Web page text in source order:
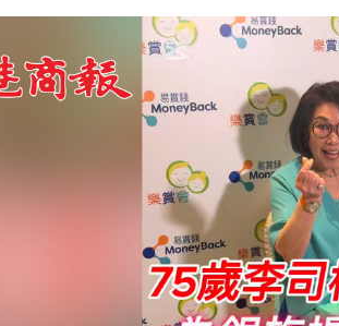
有片｜油麻地私家車突後退釀3車串燒
有片丨香港填詞人黎彼得離世 享年76
內地據報開始對境外保單收益徵稅20%
奇華餅家參「2026美食博覽」展位